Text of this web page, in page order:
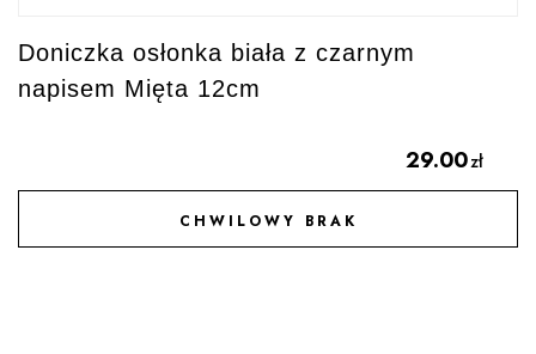
Doniczka osłonka biała z czarnym
napisem Mięta 12cm
29.00zł
CHWILOWY BRAK
DODAJ DO ULUBIONYCH